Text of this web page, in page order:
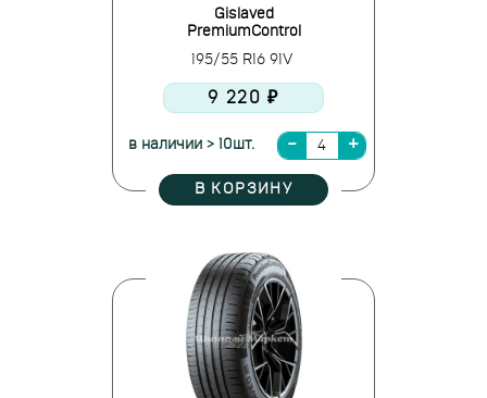
Gislaved
PremiumControl
195/55 R16 91V
9 220 ₽
в наличии > 10шт.
В КОРЗИНУ